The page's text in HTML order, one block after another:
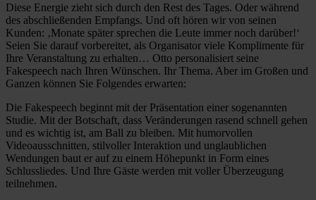
Diese Energie zieht sich durch den Rest des Tages. Oder während
des abschließenden Empfangs. Und oft hören wir von seinen
Kunden: ‚Monate später sprechen die Leute immer noch darüber!‘
Seien Sie darauf vorbereitet, als Organisator viele Komplimente für
Ihre Veranstaltung zu erhalten… Otto personalisiert seine
Fakespeech nach Ihren Wünschen. Ihr Thema. Aber im Großen und
Ganzen können Sie Folgendes erwarten:
Die Fakespeech beginnt mit der Präsentation einer sogenannten
Studie. Mit der Botschaft, dass Veränderungen rasend schnell gehen
und es wichtig ist, am Ball zu bleiben. Mit humorvollen
Videoausschnitten, stilvoller Interaktion und unglaublichen
Wendungen baut er auf zu einem Höhepunkt in Form eines
Schlussliedes. Und Ihre Gäste werden mit voller Überzeugung
teilnehmen.